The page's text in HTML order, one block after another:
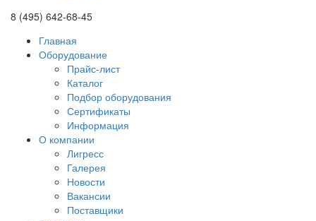
8 (495) 642-68-45
Главная
Оборудование
Прайс-лист
Каталог
Подбор оборудования
Сертификаты
Информация
О компании
Лигресс
Галерея
Новости
Вакансии
Поставщики